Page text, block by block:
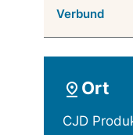
Verbund
Ort
CJD